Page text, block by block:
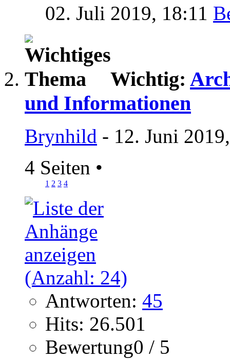
02. Juli 2019, 18:11
Wichtig:
und Informationen
Brynhild - 12. Juni
4 Seiten •
1 2 3 4
Antworten: 45
Hits: 26.501
Bewertung0 / 5